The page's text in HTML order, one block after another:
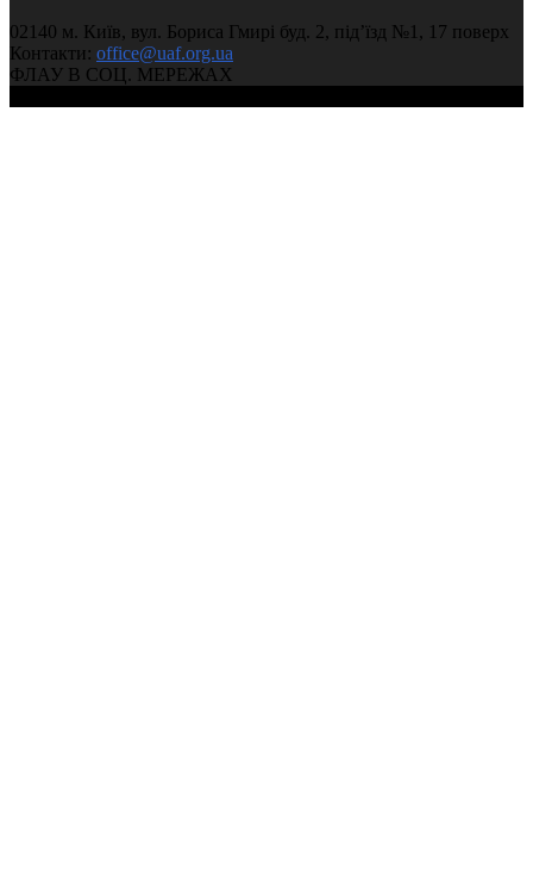
02140 м. Київ, вул. Бориса Гмирі буд. 2, під’їзд №1, 17 поверх
Контакти: office@uaf.org.ua
ФЛАУ В СОЦ. МЕРЕЖАХ